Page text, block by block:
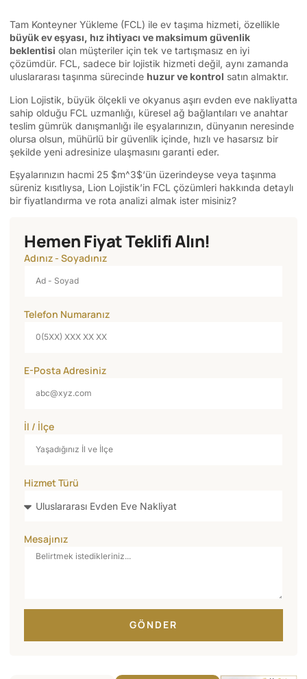
Tam Konteyner Yükleme (FCL) ile ev taşıma hizmeti, özellikle
büyük ev eşyası, hız ihtiyacı ve maksimum güvenlik
beklentisi olan müşteriler için tek ve tartışmasız en iyi
çözümdür. FCL, sadece bir lojistik hizmeti değil, aynı zamanda
uluslararası taşınma sürecinde huzur ve kontrol satın almaktır.
Lion Lojistik, büyük ölçekli ve okyanus aşırı evden eve nakliyatta
sahip olduğu FCL uzmanlığı, küresel ağ bağlantıları ve anahtar
teslim gümrük danışmanlığı ile eşyalarınızın, dünyanın neresinde
olursa olsun, mühürlü bir güvenlik içinde, hızlı ve hasarsız bir
şekilde yeni adresinize ulaşmasını garanti eder.
Eşyalarınızın hacmi 25 $m^3$‘ün üzerindeyse veya taşınma
süreniz kısıtlıysa, Lion Lojistik’in FCL çözümleri hakkında detaylı
bir fiyatlandırma ve rota analizi almak ister misiniz?
Hemen Fiyat Teklifi Alın!
Adınız - Soyadınız
Telefon Numaranız
E-Posta Adresiniz
İl / İlçe
Hizmet Türü
Mesajınız
GÖNDER